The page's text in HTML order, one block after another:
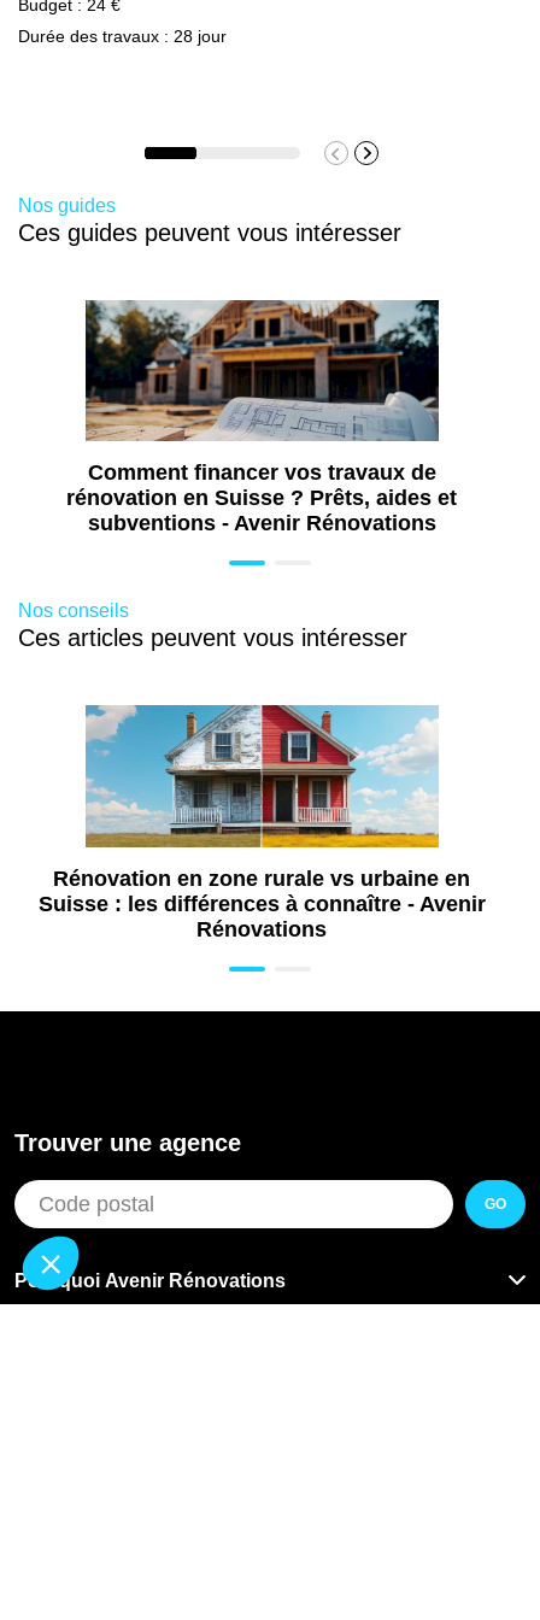
l’entretien, le style et la performance des matériaux.
Un professionnel peut guider le choix en fonction
Budget : 24 €
Durée des travaux : 28 jour
Nos guides
Ces guides peuvent vous intéresser
Comment financer vos travaux de
rénovation en Suisse ? Prêts, aides et
subventions - Avenir Rénovations
Nos conseils
Ces articles peuvent vous intéresser
Rénovation en zone rurale vs urbaine en
Suisse : les différences à connaître - Avenir
Rénovations
Trouver une agence
GO
Pourquoi Avenir Rénovations